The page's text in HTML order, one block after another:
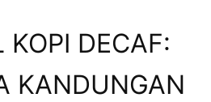
KOPI DECAF:
KANDUNGAN